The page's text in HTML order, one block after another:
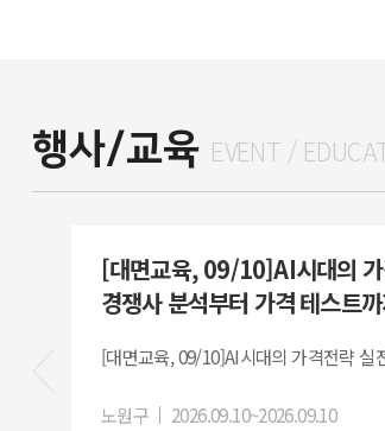
행사/교육 EVENT /
[대면교육, 09/10]AI시대의
경쟁사 분석부터 가격 테스트
노원구 2026.09.10~2026.09.10